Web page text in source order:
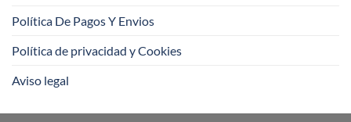
Política De Pagos Y Envios
Política de privacidad y Cookies
Aviso legal